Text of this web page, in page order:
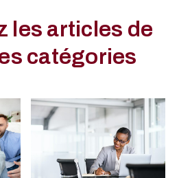
les articles de
catégories